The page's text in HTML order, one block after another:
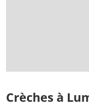
Crèches à